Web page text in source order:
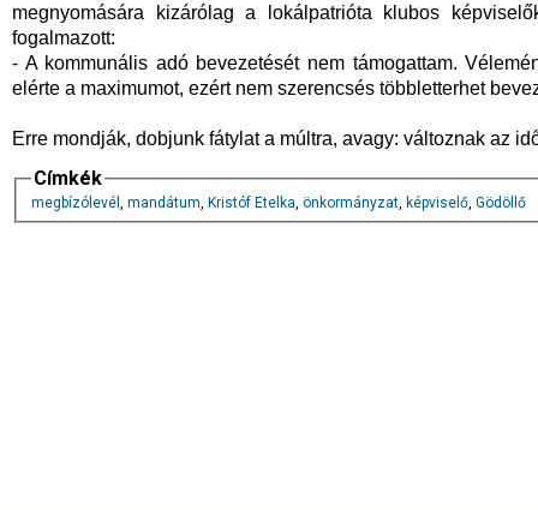
megnyomására kizárólag a lokálpatrióta klubos
fogalmazott:
- A kommunális adó bevezetését nem támogattam.
elérte a maximumot, ezért nem szerencsés többletterhet
Erre mondják, dobjunk fátylat a múltra, avagy: változnak az
Címkék
megbízólevél , mandátum, Kristóf Etelka, önkormányzat, képviselő, Gödöllő